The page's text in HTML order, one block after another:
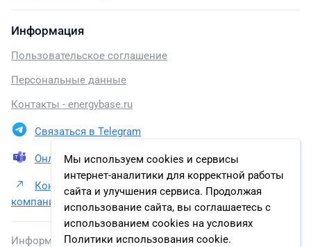
Мы используем cookies и сервисы
интернет-аналитики для корректной работы
сайта и улучшения сервиса. Продолжая
использование сайта, вы соглашаетесь с
использованием cookies на условиях
Политики использования cookie.
Информация
Пользовательское соглашение
Персональные данные
Контакты - energybase.ru
Связаться в Telegram
Онлайн презентация
Контакты АО «Ангарская нефтехимическая
компания» (АО «АНХК»)
Информация, размещенная на сайте, включена в базу